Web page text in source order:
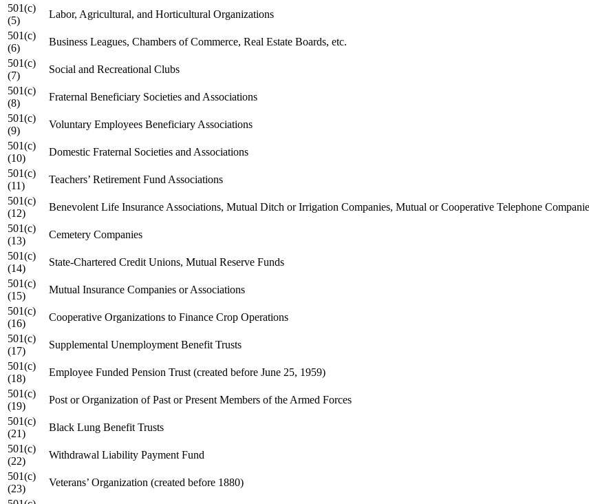
501(c)
(5)
Labor, Agricultural, and Horticultural Organizations
501(c)
(6)
Business Leagues, Chambers of Commerce, Real Estate Boards, etc.
501(c)
(7)
Social and Recreational Clubs
501(c)
(8)
Fraternal Beneficiary Societies and Associations
501(c)
(9)
Voluntary Employees Beneficiary Associations
501(c)
(10)
Domestic Fraternal Societies and Associations
501(c)
(11)
Teachers’ Retirement Fund Associations
501(c)
(12)
Benevolent Life Insurance Associations, Mutual Ditch or Irrigation Companies, Mutual or Cooperative Telephone
501(c)
(13)
Cemetery Companies
501(c)
(14)
State-Chartered Credit Unions, Mutual Reserve Funds
501(c)
(15)
Mutual Insurance Companies or Associations
501(c)
(16)
Cooperative Organizations to Finance Crop Operations
501(c)
(17)
Supplemental Unemployment Benefit Trusts
501(c)
(18)
Employee Funded Pension Trust (created before June 25, 1959)
501(c)
(19)
Post or Organization of Past or Present Members of the Armed Forces
501(c)
(21)
Black Lung Benefit Trusts
501(c)
(22)
Withdrawal Liability Payment Fund
501(c)
(23)
Veterans’ Organization (created before 1880)